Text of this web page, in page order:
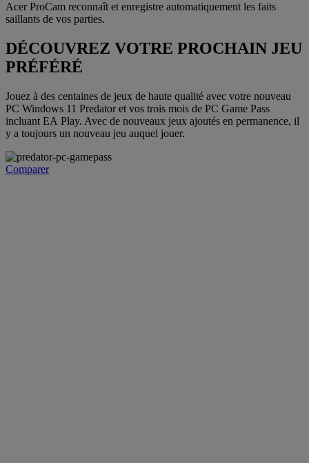
Acer ProCam reconnaît et enregistre automatiquement les faits
saillants de vos parties.
DÉCOUVREZ VOTRE PROCHAIN JEU
PRÉFÉRÉ
Jouez à des centaines de jeux de haute qualité avec votre nouveau
PC Windows 11 Predator et vos trois mois de PC Game Pass
incluant EA Play. Avec de nouveaux jeux ajoutés en permanence, il
y a toujours un nouveau jeu auquel jouer.
Comparer